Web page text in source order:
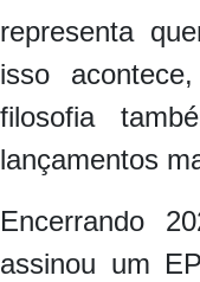
representa
isso
filosofia
lançamentos
Encerrando
assinou um